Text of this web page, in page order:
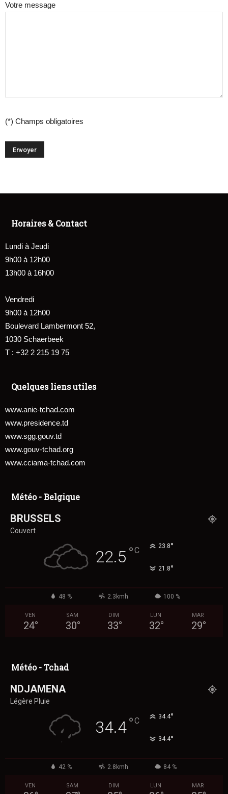
Votre message
(*) Champs obligatoires
Horaires & Contact
Lundi à Jeudi
9h00 à 12h00
13h00 à 16h00
Vendredi
9h00 à 12h00
Boulevard Lambermont 52,
1030 Schaerbeek
T : +32 2 215 19 75
Quelques liens utiles
www.anie-tchad.com
www.presidence.td
www.sgg.gouv.td
www.gouv-tchad.org
www.cciama-tchad.com
Météo - Belgique
BRUSSELS
Couvert
22.5 °C 23.8°
21.8°
48 % 2.3kmh 100 %
VEN
24°
SAM
30°
DIM
33°
LUN
32°
MAR
29°
Météo - Tchad
NDJAMENA
Légère Pluie
34.4°C 34.4°
34.4°
42 % 2.8kmh 84 %
VEN SAM DIM LUN MAR